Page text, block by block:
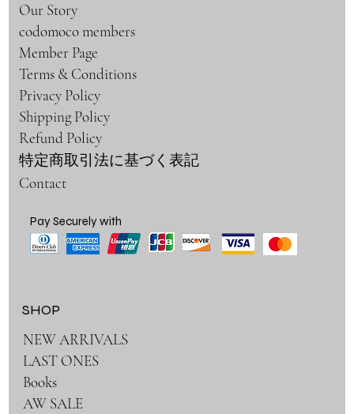
Our Story
codomoco members
Member Page
Terms & Conditions
Privacy Policy
Shipping Policy
Refund Policy
特定商取引法に基づく表記
Contact
SHOP
NEW ARRIVALS
LAST ONES
Books
AW SALE
Pay Securely with